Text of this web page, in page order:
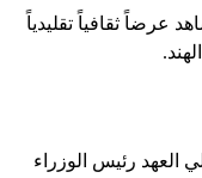
ثقافياً تقليدياً
العهد رئيس الوزراء